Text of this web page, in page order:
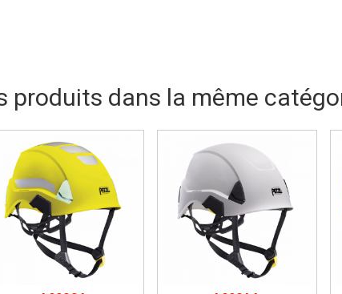
produits dans la même